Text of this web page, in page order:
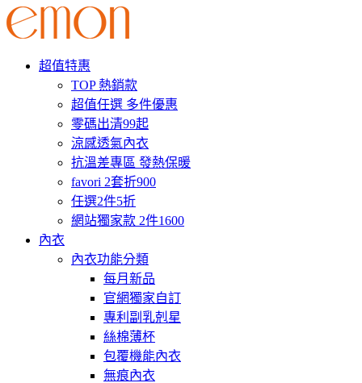
超值特惠
TOP 熱銷款
超值任選 多件優惠
零碼出清99起
涼感透氣內衣
抗溫差專區 發熱保暖
favori 2套折900
任選2件5折
網站獨家款 2件1600
內衣
內衣功能分類
每月新品
官網獨家自訂
專利副乳剋星
絲棉薄杯
包覆機能內衣
無痕內衣